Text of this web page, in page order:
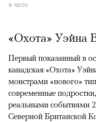
© NEON
«Охота» Уэйна
Первый показанный в
канадская «Охота»
монстрами «нового»
современные
реальными событиями
Северной Британской